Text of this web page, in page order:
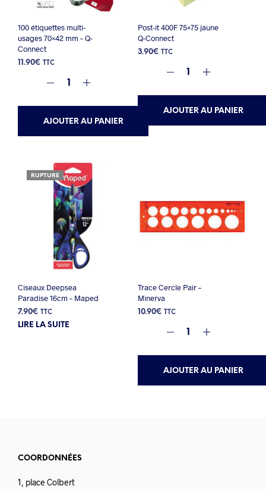
100 étiquettes multi-
usages 70×42 mm – Q-
Connect
11.90€ TTC
AJOUTER AU PANIER
Post-it 400F 75×75 jaune
Q-Connect
3.90€ TTC
AJOUTER AU PANIER
RUPTURE
Ciseaux Deepsea
Paradise 16cm – Maped
7.90€ TTC
LIRE LA SUITE
Trace Cercle Pair –
Minerva
10.90€ TTC
AJOUTER AU PANIER
COORDONNÉES
1, place Colbert